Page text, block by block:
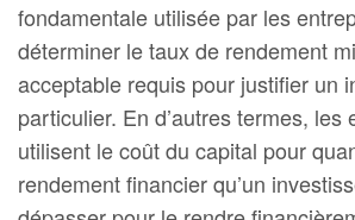
fondamentale utilisée par les
déterminer le taux de rendement
acceptable requis pour justifier un
particulier. En d’autres termes, les
utilisent le coût du capital pour
rendement financier qu’un